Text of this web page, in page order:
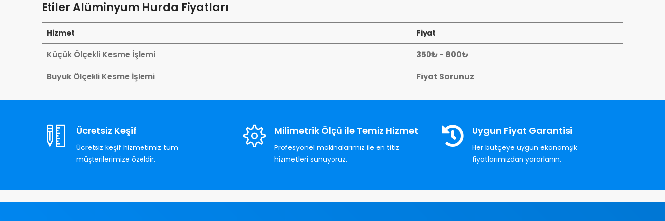
Etiler Alüminyum Hurda Fiyatları
Hizmet Fiyat
Küçük Ölçekli Kesme İşlemi
350₺ - 800₺
Büyük Ölçekli Kesme İşlemi
Fiyat Sorunuz
Ücretsiz Keşif
Ücretsiz keşif hizmetimiz tüm
müşterilerimize özeldir.
Milimetrik Ölçü ile Temiz Hizmet
Profesyonel makinalarımız ile en titiz
hizmetleri sunuyoruz.
Uygun Fiyat Garantisi
Her bütçeye uygun ekonomşik
fiyatlarımızdan yararlanın.